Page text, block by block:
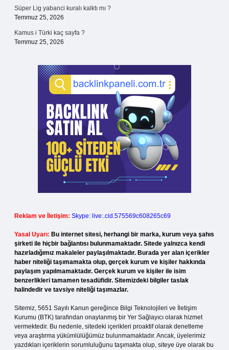
Süper Lig yabanci kuralı kalktı mı ?
Temmuz 25, 2026
Kamus i Türki kaç sayfa ?
Temmuz 25, 2026
Reklam ve İletişim: Skype: live:.cid.575569c608265c69
Yasal Uyarı: Bu internet sitesi, herhangi bir marka, kurum veya şahıs
şirketi ile hiçbir bağlantısı bulunmamaktadır. Sitede yalnızca kendi
hazırladığımız makaleler paylaşılmaktadır. Burada yer alan içerikler
haber niteliği taşımamakta olup, gerçek kurum ve kişiler hakkında
paylaşım yapılmamaktadır. Gerçek kurum ve kişiler ile isim
benzerlikleri tamamen tesadüfidir. Sitemizdeki bilgiler taslak
halindedir ve tavsiye niteliği taşımazlar.
Sitemiz, 5651 Sayılı Kanun gereğince Bilgi Teknolojileri ve İletişim
Kurumu (BTK) tarafından onaylanmış bir Yer Sağlayıcı olarak hizmet
vermektedir. Bu nedenle, sitedeki içerikleri proaktif olarak denetleme
veya araştırma yükümlülüğümüz bulunmamaktadır. Ancak, üyelerimiz
yazdıkları içeriklerin sorumluluğunu taşımakta olup, siteye üye olarak bu